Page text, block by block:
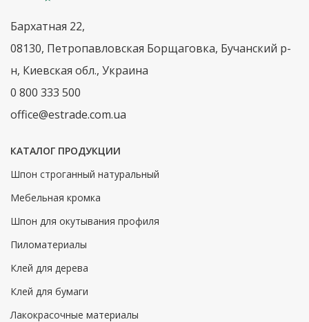
Бархатная 22,
08130, Петропавловская Борщаговка, Бучанский р-
н, Киевская обл., Украина
0 800 333 500
office@estrade.com.ua
КАТАЛОГ ПРОДУКЦИИ
Шпон строганный натуральный
Мебельная кромка
Шпон для окутывания профиля
Пиломатериалы
Клей для дерева
Клей для бумаги
Лакокрасочные материалы